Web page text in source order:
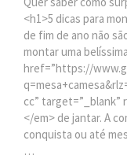
<h1>5 dicas para
de fim de ano não
montar uma
href=”https://
cc”
</em> de jantar. A
conquista ou até
…